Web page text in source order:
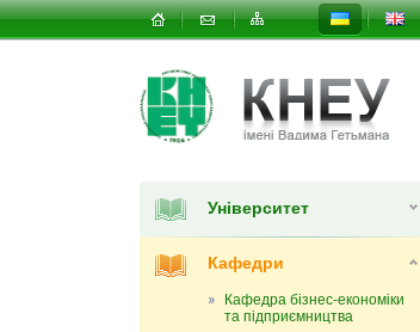
Університет
Кафедри
Кафедра бізнес-економіки
та підприємництва